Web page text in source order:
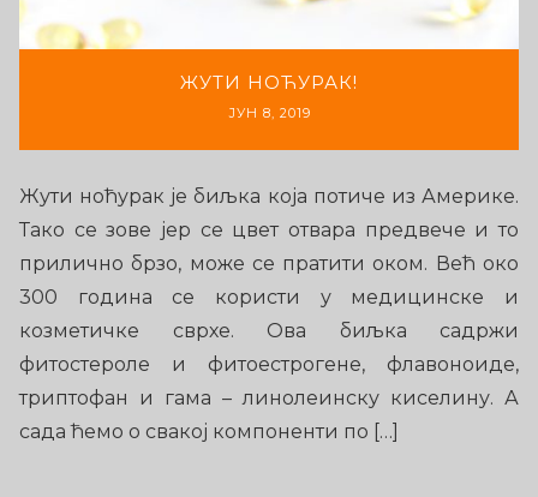
ЖУТИ НОЋУРАК!
ЈУН 8, 2019
Жути ноћурак је биљка која потиче из Америке.
Тако се зове јер се цвет отвара предвече и то
прилично брзо, може се пратити оком. Већ око
300 година се користи у медицинске и
козметичке сврхе. Ова биљка садржи
фитостероле и фитоестрогене, флавоноиде,
триптофан и гама – линолеинску киселину. А
сада ћемо о свакој компоненти по […]